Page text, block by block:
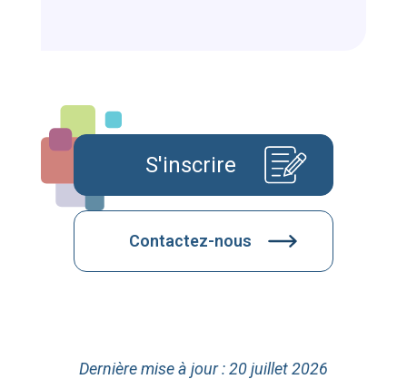
S'inscrire
Contactez-nous
Dernière mise à jour : 20 juillet 2026